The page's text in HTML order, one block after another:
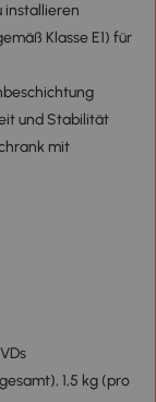
installieren
Klasse E1) für
und Stabilität
mit
1,5 kg (pro